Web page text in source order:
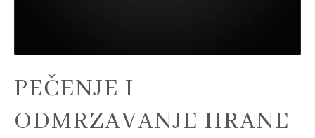
PEČENJE I
ODMRZAVANJE HRANE